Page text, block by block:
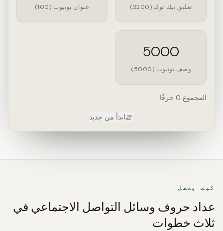
تعليق تيك توك (2200) عنوان يوتيوب (100)
5000
وصف يوتيوب (5000)
المجموع 0 حرفًا.
ابدأ من جديد
كيف يعمل
عداد حروف وسائل التواصل الاجتماعي في
ثلاث خطوات